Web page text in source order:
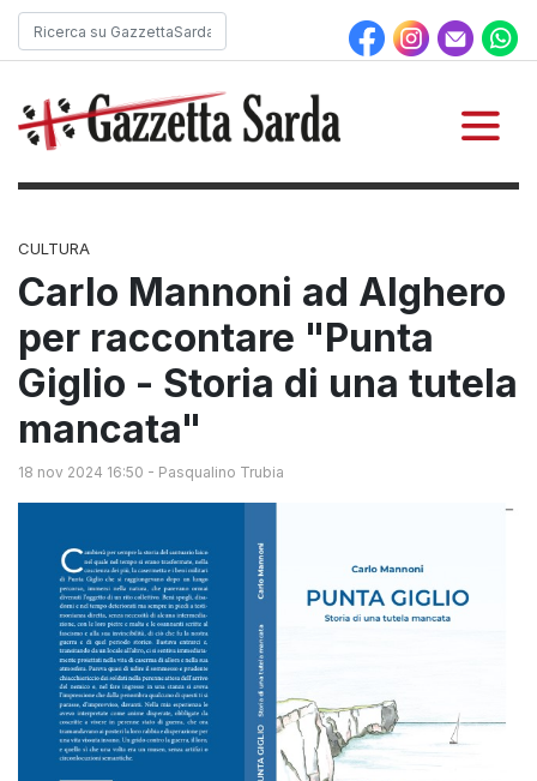
CULTURA
Carlo Mannoni ad Alghero
per raccontare "Punta
Giglio - Storia di una tutela
mancata"
18 nov 2024 16:50 - Pasqualino Trubia